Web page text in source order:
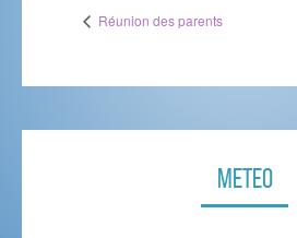
Réunion des parents
Meteo